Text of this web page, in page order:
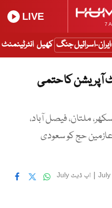
7
LIVE
ایران-اسرائیل جنگ کھیل انٹرٹینمنٹ
آپریشن کا حتمی
ملتان، فیصل آباد،
حج کو سعودی
| اپ ڈیٹ July